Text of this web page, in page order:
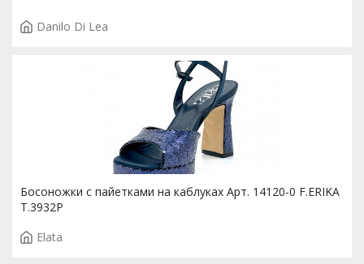
Danilo Di Lea
Босоножки с пайетками на каблуках Арт. 14120-0 F.ERIKA
T.3932P
Elata